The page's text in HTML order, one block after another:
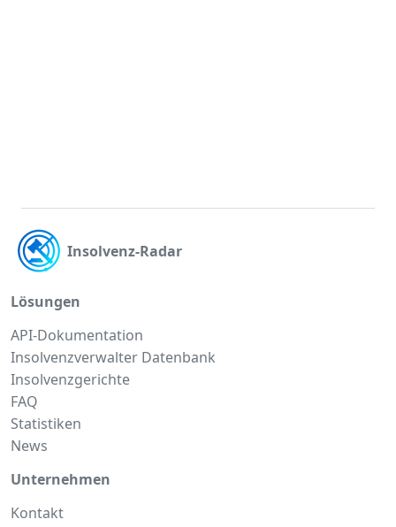
Insolvenz-Radar
Lösungen
API-Dokumentation
Insolvenzverwalter Datenbank
Insolvenzgerichte
FAQ
Statistiken
News
Unternehmen
Kontakt